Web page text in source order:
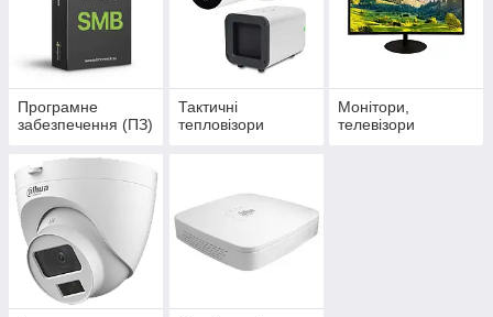
Програмне
забезпечення (ПЗ)
Тактичні
тепловізори
Монітори,
телевізори